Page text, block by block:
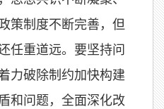
策制度不断完善，但
任重道远。要坚持问
力破除制约加快构建
和问题，全面深化改